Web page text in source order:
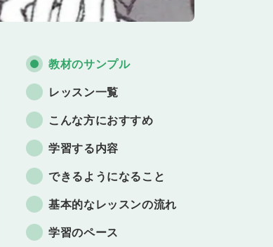
教材のサンプル
レッスン一覧
こんな方におすすめ
学習する内容
できるようになること
基本的なレッスンの流れ
学習のペース